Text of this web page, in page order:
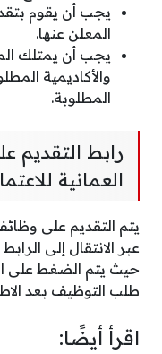
يجب أن يقوم
المعلن عنها.
يجب أن يمتلك
والأكاديمية
المطلوبة.
رابط التقديم
العمانية
يتم التقديم على وظائف
عبر الانتقال إلى الرابط
حيث يتم الضغط على
طلب التوظيف بعد
اقرأ أيضًا: